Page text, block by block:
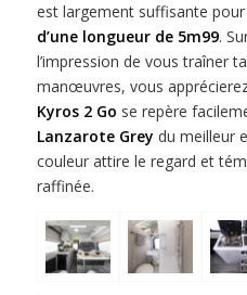
est largement suffisante
d’une longueur de 5m99.
l’impression de vous traîner
manœuvres, vous
Kyros 2 Go se repère
Lanzarote Grey du meilleur
couleur attire le regard et
raffinée.